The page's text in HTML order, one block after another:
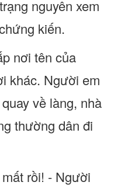
nguyên xem
kiến.
nơi tên của
khác. Người em
về làng, nhà
thường dân đi
rồi! - Người